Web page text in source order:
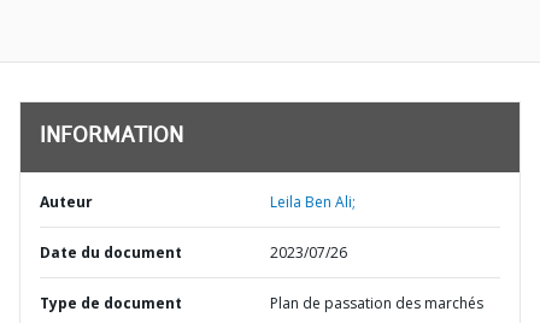
INFORMATION
Auteur Leila Ben Ali;
Date du document 2023/07/26
Type de document Plan de passation des marchés